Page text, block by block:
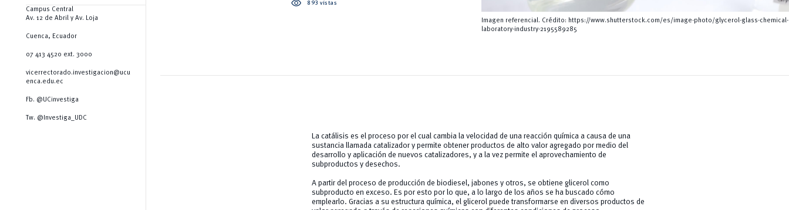
Campus Central
Av. 12 de Abril y Av. Loja
Cuenca, Ecuador
07 413 4520 ext. 3000
vicerrectorado.investigacion@ucu
enca.edu.ec
Fb. @UCinvestiga
Tw. @Investiga_UDC
visibility 893 vistas
Imagen referencial. Crédito: https://www.shutterstock.com/es/image-photo/glycerol-glass-chemical-
laboratory-industry-2195589285
La catálisis es el proceso por el cual cambia la velocidad de una reacción química a causa de una
sustancia llamada catalizador y permite obtener productos de alto valor agregado por medio del
desarrollo y aplicación de nuevos catalizadores, y a la vez permite el aprovechamiento de
subproductos y desechos.
A partir del proceso de producción de biodiesel, jabones y otros, se obtiene glicerol como
subproducto en exceso. Es por esto por lo que, a lo largo de los años se ha buscado cómo
emplearlo. Gracias a su estructura química, el glicerol puede transformarse en diversos productos de